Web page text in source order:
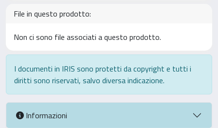
File in questo prodotto:
Non ci sono file associati a questo prodotto.
I documenti in IRIS sono protetti da copyright e tutti i
diritti sono riservati, salvo diversa indicazione.
Informazioni